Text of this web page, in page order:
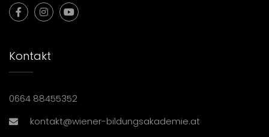
Kontakt
0664 88455352
kontakt@wiener-bildungsakademie.at